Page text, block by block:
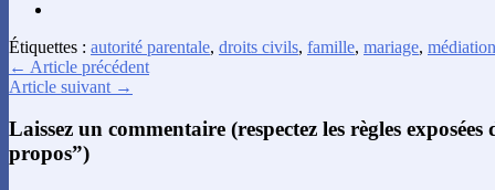
Étiquettes : autorité parentale, droits civils, famille, mariage,
← Article précédent
Article suivant →
Laissez un commentaire (respectez les règles
propos”)